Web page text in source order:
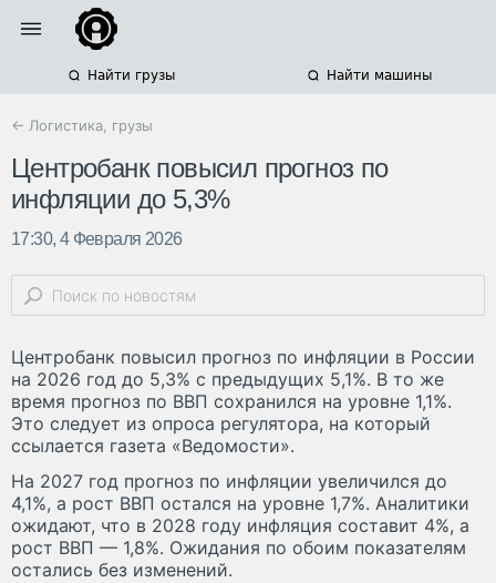
Найти грузы Найти машины
← Логистика, грузы
Центробанк повысил прогноз по
инфляции до 5,3%
17:30, 4 Февраля 2026
Центробанк повысил прогноз по инфляции в России
на 2026 год до 5,3% с предыдущих 5,1%. В то же
время прогноз по ВВП сохранился на уровне 1,1%.
Это следует из опроса регулятора, на который
ссылается газета «Ведомости».
На 2027 год прогноз по инфляции увеличился до
4,1%, а рост ВВП остался на уровне 1,7%. Аналитики
ожидают, что в 2028 году инфляция составит 4%, а
рост ВВП — 1,8%. Ожидания по обоим показателям
остались без изменений.